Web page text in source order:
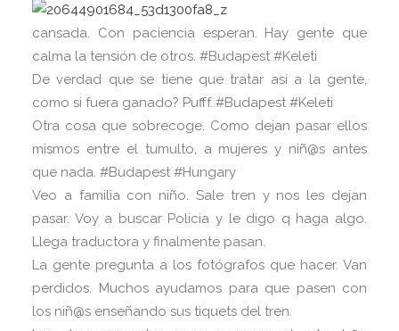
cansada. Con paciencia esperan. Hay gente que
calma la tensión de otros. ‪#‎Budapest‬ ‪#‎Keleti‬
De verdad que se tiene que tratar así a la gente,
como si fuera ganado? Pufff..#Budapest #Keleti
Otra cosa que sobrecoge. Como dejan pasar ellos
mismos entre el tumulto, a mujeres y niñ@s antes
que nada. #Budapest ‪#‎Hungary‬
Veo a familia con niño. Sale tren y nos les dejan
pasar. Voy a buscar Policia y le digo q haga algo.
Llega traductora y finalmente pasan.
La gente pregunta a los fotógrafos que hacer. Van
perdidos. Muchos ayudamos para que pasen con
los niñ@s enseñando sus tiquets del tren.